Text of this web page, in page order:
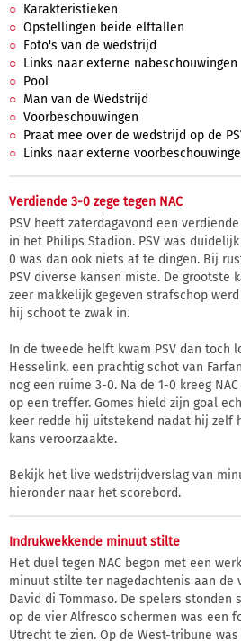
Karakteristieken
Opstellingen beide elftallen
Foto's van de wedstrijd
Links naar externe nabeschouwingen
Pool
Man van de Wedstrijd
Voorbeschouwingen
Praat mee over de wedstrijd op de
Links naar externe
Verdiende 3-0 zege tegen NAC
PSV heeft zaterdagavond een
in het Philips Stadion. PSV was
0 was dan ook niets af te dingen. Bij
PSV diverse kansen miste. De grootste
zeer makkelijk gegeven strafschop
hij schoot te zwak in.
In de tweede helft kwam PSV dan toch
Hesselink, een prachtig schot van
nog een ruime 3-0. Na de 1-0 kreeg
op een treffer. Gomes hield zijn goal
keer redde hij uitstekend nadat hij zelf
kans veroorzaakte.
Bekijk het live wedstrijdverslag van
hieronder naar het scorebord.
Indrukwekkende minuut stilte
Het duel tegen NAC begon met een
minuut stilte ter nagedachtenis aan de
David di Tommaso. De spelers stonden
op de vier Alfresco schermen was een
Utrecht te zien. Op de West-tribune